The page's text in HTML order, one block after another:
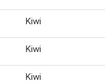
Kiwi
Kiwi
Kiwi